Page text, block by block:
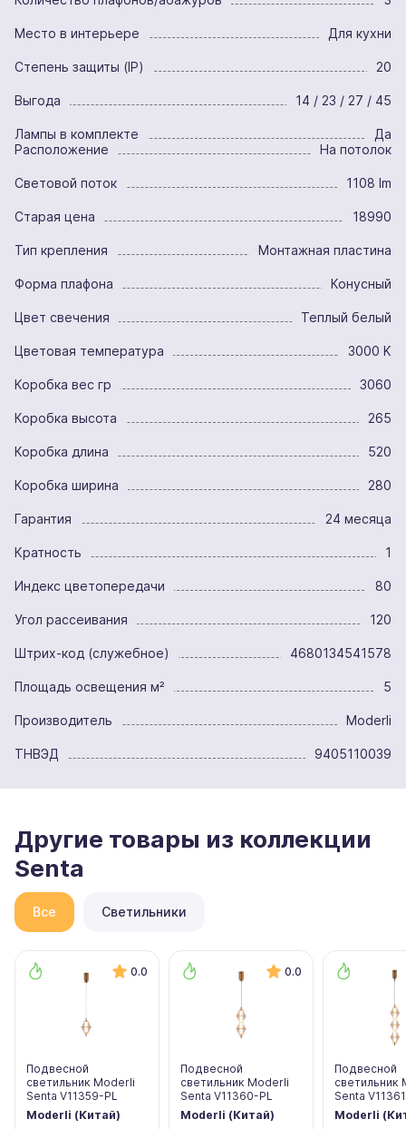
Место в интерьере Для кухни
Степень защиты (IP) 20
Выгода 14 / 23 / 27 / 45
Лампы в комплекте
Да
Расположение
На потолок
Световой поток 1108 lm
Старая цена 18990
Тип крепления Монтажная пластина
Форма плафона Конусный
Цвет свечения Теплый белый
Цветовая температура 3000 K
Коробка вес гр 3060
Коробка высота 265
Коробка длина 520
Коробка ширина 280
Гарантия 24 месяца
Кратность 1
Индекс цветопередачи 80
Угол рассеивания 120
Штрих-код (служебное) 4680134541578
Площадь освещения м² 5
Производитель Moderli
ТНВЭД 9405110039
Другие товары из коллекции
Senta
Все Светильники
0.0
Подвесной
светильник Moderli
Senta V11359-PL
Moderli (Китай)
0.0
Подвесной
светильник Moderli
Senta V11360-PL
Moderli (Китай)
Подвесной
светильник
Senta
Moderli